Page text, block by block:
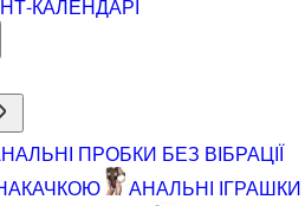
КАЛЕНДАРІ
ПРОБКИ БЕЗ ВІБРАЦІЇ
АНАЛЬНІ ІГРАШКИ